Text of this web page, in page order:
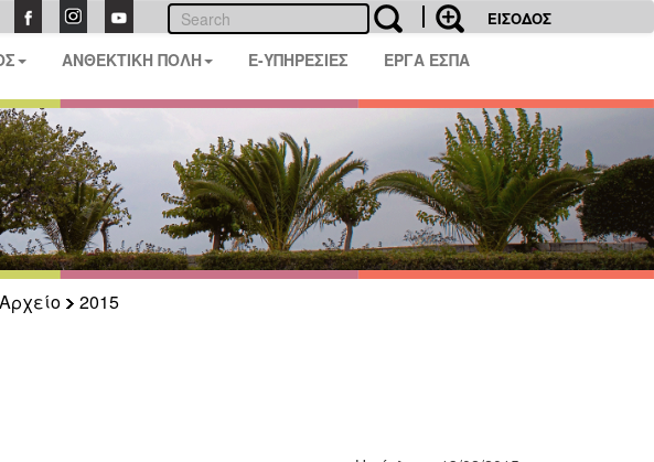
ΕΙΣΟΔΟΣ
ΑΝΘΕΚΤΙΚΗ ΠΟΛΗ E-ΥΠΗΡΕΣΙΕΣ ΕΡΓΑ ΕΣΠΑ
Αρχείο
2015